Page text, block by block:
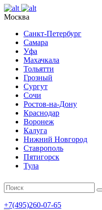
Москва
Санкт-Петербург
Самара
Уфа
Махачкала
Тольятти
Грозный
Сургут
Сочи
Ростов-на-Дону
Краснодар
Воронеж
Калуга
Нижний Новгород
Ставрополь
Пятигорск
Тула
+7(495)260-07-65